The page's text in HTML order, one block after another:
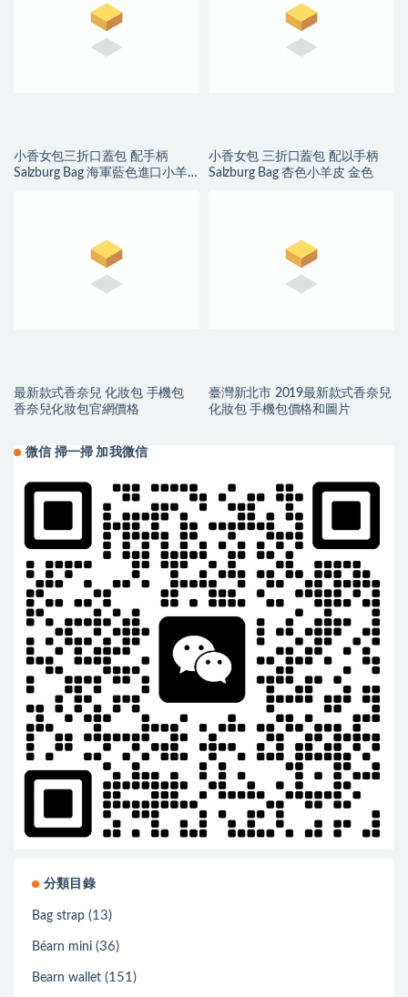
小香女包三折口蓋包 配手柄
Salzburg Bag 海軍藍色進口小羊
小香女包 三折口蓋包 配以手柄
Salzburg Bag 杏色小羊皮 金色
最新款式香奈兒 化妝包 手機包
香奈兒化妝包官網價格
臺灣新北市 2019最新款式香奈兒
化妝包 手機包價格和圖片
微信 掃一掃 加我微信
分類目錄
Bag strap (13)
Béarn mini (36)
Bearn wallet (151)